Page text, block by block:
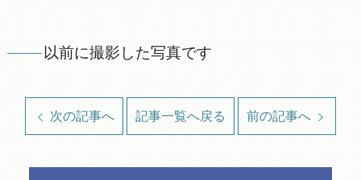
以前に撮影した写真です
次の記事へ 記事一覧へ戻る 前の記事へ